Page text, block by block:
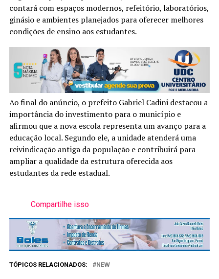
contará com espaços modernos, refeitório, laboratórios,
ginásio e ambientes planejados para oferecer melhores
condições de ensino aos estudantes.
Ao final do anúncio, o prefeito Gabriel Cadini destacou a
importância do investimento para o município e
afirmou que a nova escola representa um avanço para a
educação local. Segundo ele, a unidade atenderá uma
reivindicação antiga da população e contribuirá para
ampliar a qualidade da estrutura oferecida aos
estudantes da rede estadual.
Compartilhe isso
TÓPICOS RELACIONADOS: NEW